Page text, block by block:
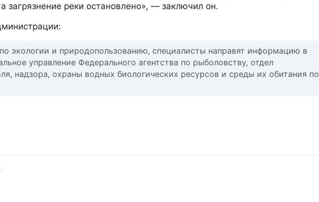
загрязнение реки остановлено», — заключил он.
экологии и природопользованию, специалисты направят информацию в
управление Федерального агентства по рыболовству, отдел
надзора, охраны водных биологических ресурсов и среды их обитания по